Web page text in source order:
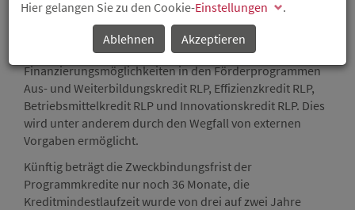
Zum 1. Juli 2019 erweitert die Investitions- und
Strukturbank Rheinland-Pfalz (ISB) die
Finanzierungsmöglichkeiten in den Förderprogrammen
Aus- und Weiterbildungskredit RLP, Effizienzkredit RLP,
Betriebsmittelkredit RLP und Innovationskredit RLP. Dies
wird unter anderem durch den Wegfall von externen
Vorgaben ermöglicht.
Künftig beträgt die Zweckbindungsfrist der
Programmkredite nur noch 36 Monate, die
Kreditmindestlaufzeit wurde von drei auf zwei Jahre
Hier gelangen Sie zu den Cookie-Einstellungen
.
Ablehnen
Akzeptieren